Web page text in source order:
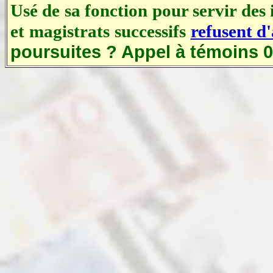
Usé de sa fonction pour servir
et magistrats successifs refusent
poursuites ? Appel à témoins